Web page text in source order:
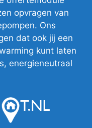
opvragen van
Ons
dat ook jij een
kunt laten
energieneutraal